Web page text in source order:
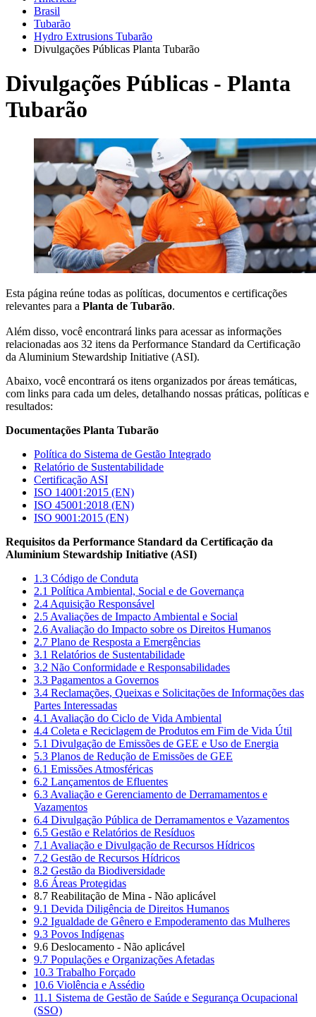
Brasil
Tubarão
Hydro Extrusions Tubarão
Divulgações Públicas Planta Tubarão
Divulgações Públicas - Planta
Tubarão
Esta página reúne todas as políticas, documentos e certificações
relevantes para a Planta de Tubarão.
Além disso, você encontrará links para acessar as informações
relacionadas aos 32 itens da Performance Standard da Certificação
da Aluminium Stewardship Initiative (ASI).
Abaixo, você encontrará os itens organizados por áreas temáticas,
com links para cada um deles, detalhando nossas práticas, políticas e
resultados:
Documentações Planta Tubarão
Política do Sistema de Gestão Integrado
Relatório de Sustentabilidade
Certificação ASI
ISO 14001:2015 (EN)
ISO 45001:2018 (EN)
ISO 9001:2015 (EN)
Requisitos da Performance Standard da Certificação da
Aluminium Stewardship Initiative (ASI)
1.3 Código de Conduta
2.1 Política Ambiental, Social e de Governança
2.4 Aquisição Responsável
2.5 Avaliações de Impacto Ambiental e Social
2.6 Avaliação do Impacto sobre os Direitos Humanos
2.7 Plano de Resposta a Emergências
3.1 Relatórios de Sustentabilidade
3.2 Não Conformidade e Responsabilidades
3.3 Pagamentos a Governos
3.4 Reclamações, Queixas e Solicitações de Informações das
Partes Interessadas
4.1 Avaliação do Ciclo de Vida Ambiental
4.4 Coleta e Reciclagem de Produtos em Fim de Vida Útil
5.1 Divulgação de Emissões de GEE e Uso de Energia
5.3 Planos de Redução de Emissões de GEE
6.1 Emissões Atmosféricas
6.2 Lançamentos de Efluentes
6.3 Avaliação e Gerenciamento de Derramamentos e
Vazamentos
6.4 Divulgação Pública de Derramamentos e Vazamentos
6.5 Gestão e Relatórios de Resíduos
7.1 Avaliação e Divulgação de Recursos Hídricos
7.2 Gestão de Recursos Hídricos
8.2 Gestão da Biodiversidade
8.6 Áreas Protegidas
8.7 Reabilitação de Mina - Não aplicável
9.1 Devida Diligência de Direitos Humanos
9.2 Igualdade de Gênero e Empoderamento das Mulheres
9.3 Povos Indígenas
9.6 Deslocamento - Não aplicável
9.7 Populações e Organizações Afetadas
10.3 Trabalho Forçado
10.6 Violência e Assédio
11.1 Sistema de Gestão de Saúde e Segurança Ocupacional
(SSO)